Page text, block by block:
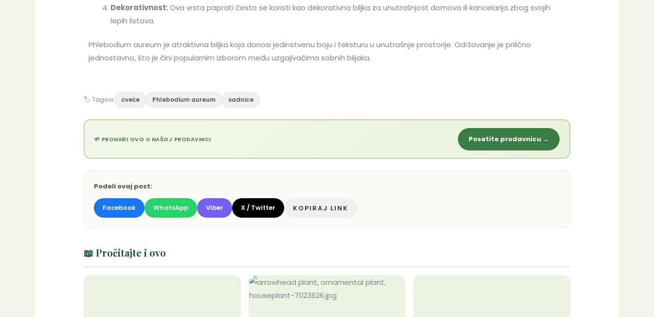
Dekorativnost:Ova vrsta paprati često se koristi kao dekorativna biljka za unutrašnjost domova ili kancelarija zbog svojih
lepih listova.
Phlebodium aureum je atraktivna biljka koja donosi jedinstvenu boju i teksturu u unutrašnje prostorije. Održavanje je prilično
jednostavno, što je čini popularnim izborom među uzgajivačima sobnih biljaka.
🏷 Tagovi: cveće Phlebodium aureum sadnice
🌱 PRONAĐI OVO U NAŠOJ PRODAVNICI Posetite prodavnicu →
Podeli ovaj post:
Facebook WhatsApp Viber X / Twitter KOPIRAJ LINK
📖 Pročitajte i ovo